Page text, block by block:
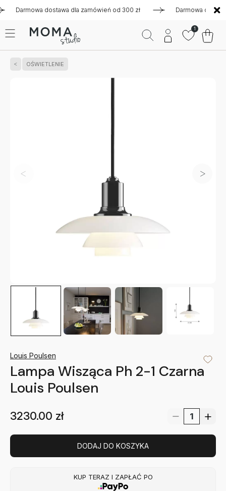
dostawa dla zamówień od 300 zł Darmowa dostawa
1
OŚWIETLENIE
Louis Poulsen
Lampa Wisząca Ph 2-1 Czarna
Louis Poulsen
3230.00 zł
DODAJ DO KOSZYKA
KUP TERAZ I ZAPŁAĆ PO